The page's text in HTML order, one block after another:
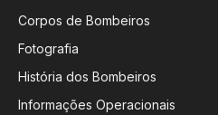
Corpos de Bombeiros
Fotografia
História dos Bombeiros
Informações Operacionais